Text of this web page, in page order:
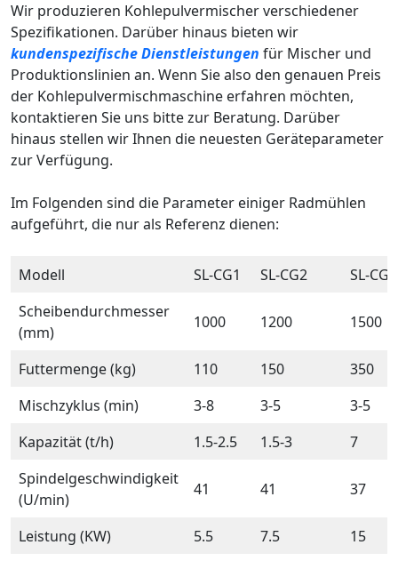
Wir produzieren Kohlepulvermischer verschiedener
Spezifikationen. Darüber hinaus bieten wir
kundenspezifische Dienstleistungen für Mischer und
Produktionslinien an. Wenn Sie also den genauen Preis
der Kohlepulvermischmaschine erfahren möchten,
kontaktieren Sie uns bitte zur Beratung. Darüber
hinaus stellen wir Ihnen die neuesten Geräteparameter
zur Verfügung.
Im Folgenden sind die Parameter einiger Radmühlen
aufgeführt, die nur als Referenz dienen:
Modell SL-CG1 SL-CG2
SL-CG3
Scheibendurchmesser
(mm)
1000 1200 1500
Futtermenge (kg) 110 150
350
Mischzyklus (min)
3-8 3-5
3-5
Kapazität (t/h)
1.5-2.5 1.5-3
7
Spindelgeschwindigkeit
(U/min)
41 41 37
Leistung (KW) 5.5 7.5 15